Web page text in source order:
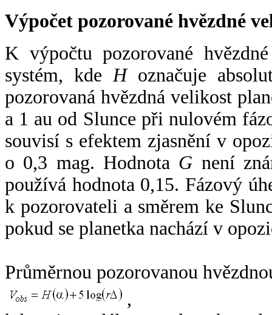
Výpočet pozorované hvězdné
K výpočtu pozorované
systém, kde Hoznačuje
pozorovaná hvězdná velikost
a 1 au od Slunce při nulovém
souvisí s efektem zjasnění v
o 0,3 mag. Hodnota G není
používá hodnota 0,15. Fázový
k pozorovateli a směrem ke
pokud se planetka nachází v
Průměrnou pozorovanou
,